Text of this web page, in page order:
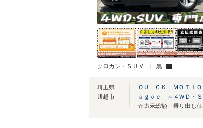
クロカン・ＳＵＶ 黒
埼玉県
川越市
ＱＵＩＣＫ ＭＯＴＩ
ａｇｏｅ ～４ＷＤ・Ｓ